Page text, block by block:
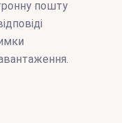
пошту